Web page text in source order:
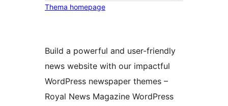
Thema homepage
Build a powerful and user-friendly
news website with our impactful
WordPress newspaper themes –
Royal News Magazine WordPress